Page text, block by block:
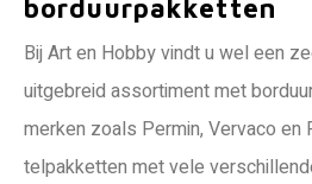
borduurpakketten
Bij Art en Hobby vindt u wel een
uitgebreid assortiment met
merken zoals Permin, Vervaco en
telpakketten met vele